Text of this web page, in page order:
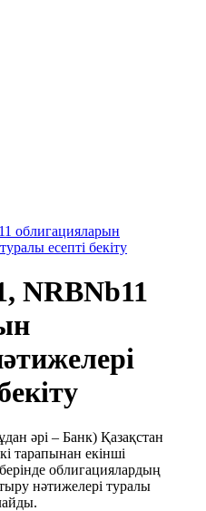
облигацияларын
есепті бекіту
NRBNb11
әрі – Банк) Қазақстан
тарапынан екінші
облигациялардың
нәтижелері туралы